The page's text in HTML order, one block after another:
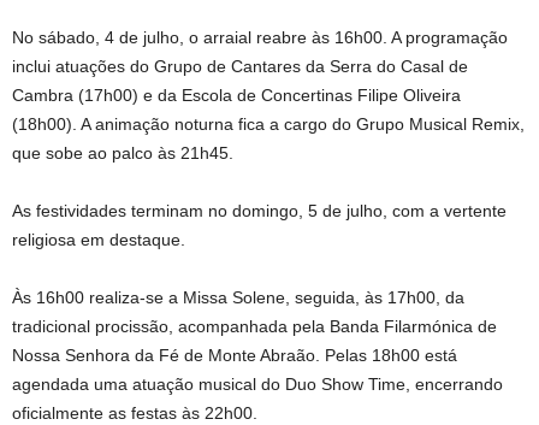
No sábado, 4 de julho, o arraial reabre às 16h00. A programação
inclui atuações do Grupo de Cantares da Serra do Casal de
Cambra (17h00) e da Escola de Concertinas Filipe Oliveira
(18h00). A animação noturna fica a cargo do Grupo Musical Remix,
que sobe ao palco às 21h45.
As festividades terminam no domingo, 5 de julho, com a vertente
religiosa em destaque.
Às 16h00 realiza-se a Missa Solene, seguida, às 17h00, da
tradicional procissão, acompanhada pela Banda Filarmónica de
Nossa Senhora da Fé de Monte Abraão. Pelas 18h00 está
agendada uma atuação musical do Duo Show Time, encerrando
oficialmente as festas às 22h00.